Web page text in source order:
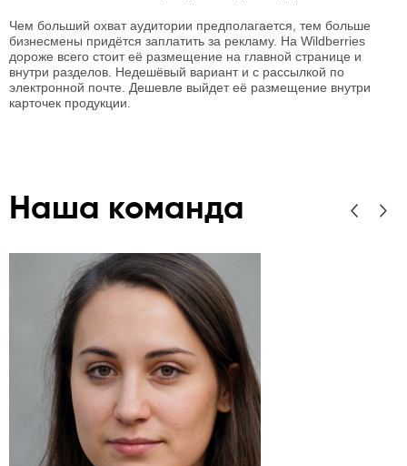
Чем больший охват аудитории предполагается, тем больше
бизнесмены придётся заплатить за рекламу. На Wildberries
дороже всего стоит её размещение на главной странице и
внутри разделов. Недешёвый вариант и с рассылкой по
электронной почте. Дешевле выйдет её размещение внутри
карточек продукции.
Наша команда